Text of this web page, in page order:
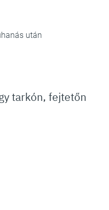
után
tarkón, fejtetőn